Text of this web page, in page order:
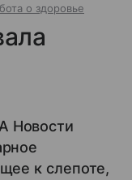
о здоровье
Новости
к слепоте,